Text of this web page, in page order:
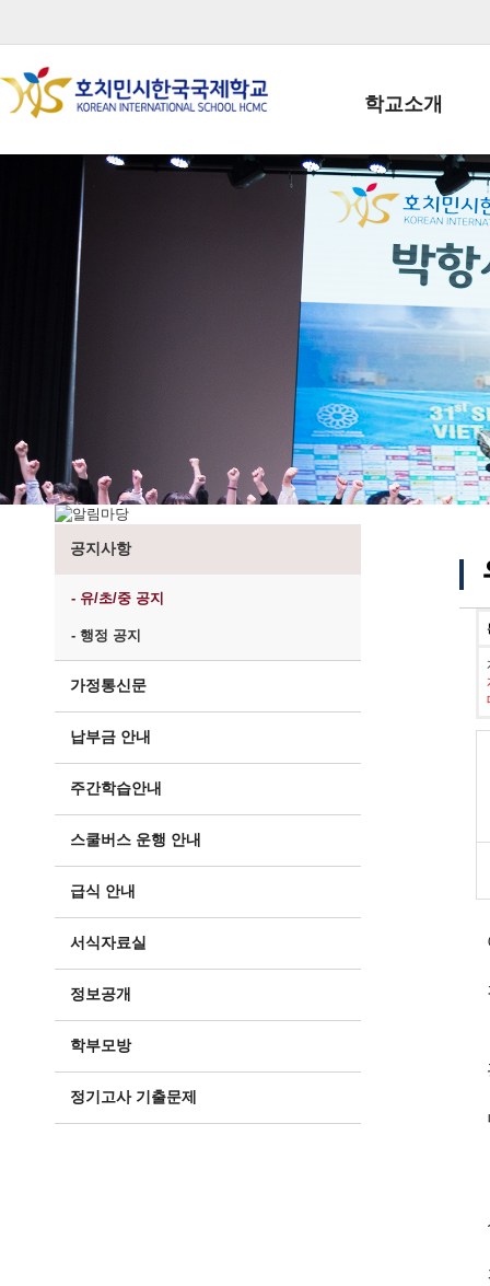
학교소개
학교장인사말
학생회장인사말
학교상징
학교 CI
교직원현황
학생현황
위치/전화
전경사진
공지사항
- 유/초/중 공지
- 행정 공지
가정통신문
납부금 안내
주간학습안내
스쿨버스 운행 안내
급식 안내
서식자료실
정보공개
학부모방
정기고사 기출문제